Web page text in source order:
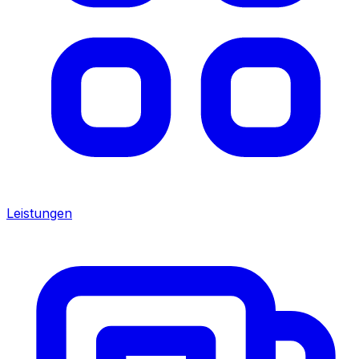
Leistungen